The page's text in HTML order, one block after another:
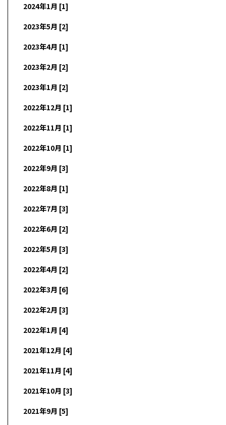
2024年1月 [1]
2023年5月 [2]
2023年4月 [1]
2023年2月 [2]
2023年1月 [2]
2022年12月 [1]
2022年11月 [1]
2022年10月 [1]
2022年9月 [3]
2022年8月 [1]
2022年7月 [3]
2022年6月 [2]
2022年5月 [3]
2022年4月 [2]
2022年3月 [6]
2022年2月 [3]
2022年1月 [4]
2021年12月 [4]
2021年11月 [4]
2021年10月 [3]
2021年9月 [5]